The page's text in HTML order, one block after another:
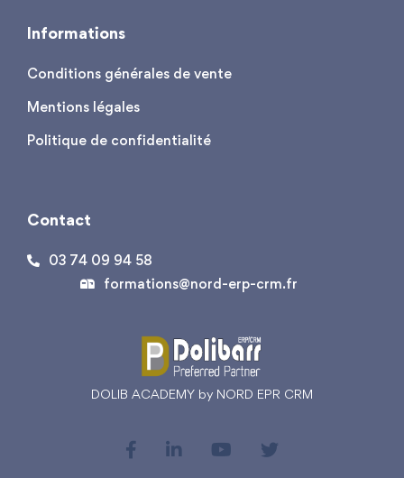
Informations
Conditions générales de vente
Mentions légales
Politique de confidentialité
Contact
03 74 09 94 58
formations@nord-erp-crm.fr
DOLIB ACADEMY by NORD EPR CRM